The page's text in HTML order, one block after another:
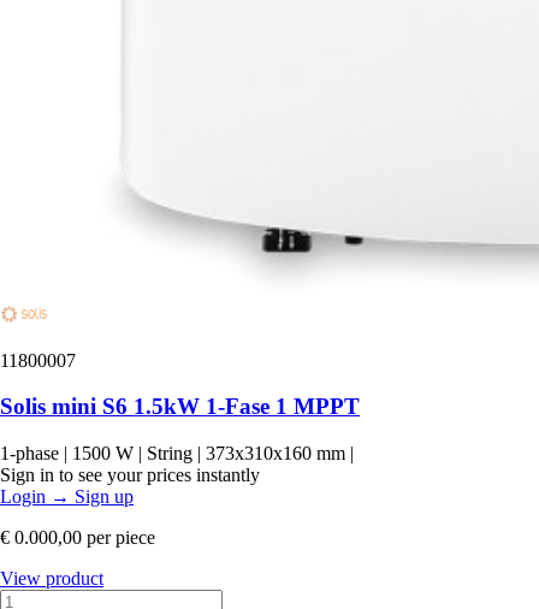
11800007
Solis mini S6 1.5kW 1-Fase 1 MPPT
1-phase | 1500 W | String | 373x310x160 mm |
Sign in to see your prices instantly
Login → Sign up
€ 0.000,00 per piece
View product